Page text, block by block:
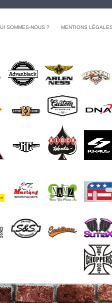
SOMMES-NOUS ? MENTIONS